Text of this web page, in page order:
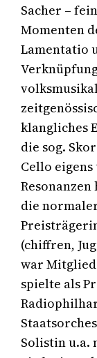
Sacher –
Momenten
Lamentatio
klangliches
die sog.
Cello
die
(chiffren,
war Mitglied
spielte als
Solistin u.a.